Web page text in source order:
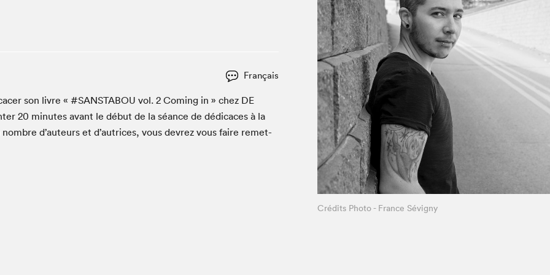
Vitrine du Festival littéraire international Metropolis
bleu
La lecture en cadeau
Le Salon dans la ville, espace
organisateur⋅rice
> SLM Pro
Français
son livre « #SANSTABOU vol. 2Com­ing in » chez DE
20 min­utes avant le début de la séance de dédi­caces à la
d’auteurs et d’autrices, vous devrez vous faire remet­
Crédits Photo - France Sévigny